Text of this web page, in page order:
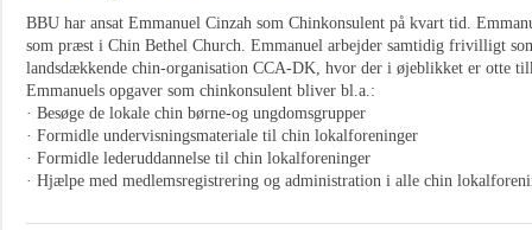
BBU har ansat Emmanuel Cinzah som Chinkonsulent på kvart tid.
som præst i Chin Bethel Church. Emmanuel arbejder samtidig frivilligt
landsdækkende chin-organisation CCA-DK, hvor der i øjeblikket er otte
Emmanuels opgaver som chinkonsulent bliver bl.a.:
· Besøge de lokale chin børne-og ungdomsgrupper
· Formidle undervisningsmateriale til chin lokalforeninger
· Formidle lederuddannelse til chin lokalforeninger
· Hjælpe med medlemsregistrering og administration i alle chin